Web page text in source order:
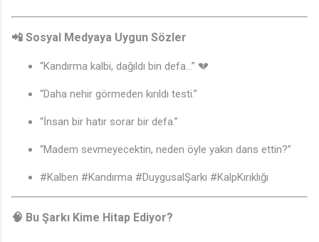
📲 Sosyal Medyaya Uygun Sözler
“Kandırma kalbi, dağıldı bin defa…” 💔
“Daha nehir görmeden kırıldı testi.”
“İnsan bir hatır sorar bir defa.”
“Madem sevmeyecektin, neden öyle yakın dans ettin?”
#Kalben #Kandırma #DuygusalŞarkı #KalpKırıklığı
🧠 Bu Şarkı Kime Hitap Ediyor?